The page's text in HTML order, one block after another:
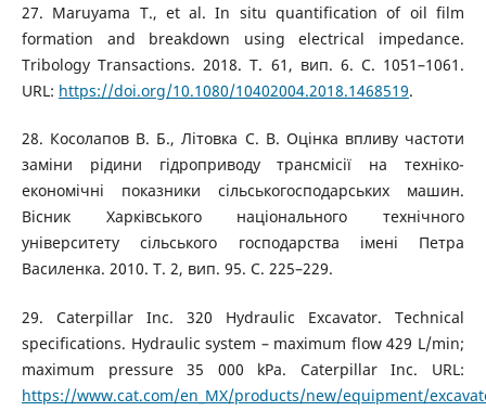
27. Maruyama T., et al. In situ quantification of oil film
formation and breakdown using electrical impedance.
Tribology Transactions. 2018. Т. 61, вип. 6. С. 1051–1061.
URL: https://doi.org/10.1080/10402004.2018.1468519.
28. Косолапов В. Б., Літовка С. В. Оцінка впливу частоти
заміни рідини гідроприводу трансмісії на техніко-
економічні показники сільськогосподарських машин.
Вісник Харківського національного технічного
університету сільського господарства імені Петра
Василенка. 2010. Т. 2, вип. 95. С. 225–229.
29. Caterpillar Inc. 320 Hydraulic Excavator. Technical
specifications. Hydraulic system – maximum flow 429 L/min;
maximum pressure 35 000 kPa. Caterpillar Inc. URL:
https://www.cat.com/en_MX/products/new/equipment/